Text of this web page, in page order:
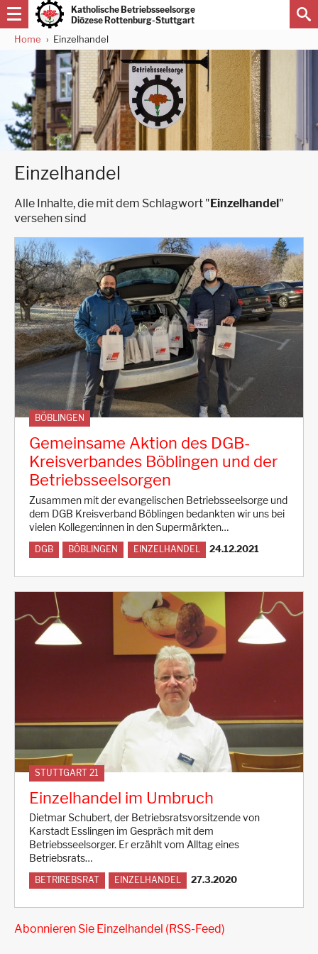
Direkt
zum
Inhalt
Katholische Betriebsseelsorge
Diözese Rottenburg-Stuttgart
Home Einzelhandel
Einzelhandel
Alle Inhalte, die mit dem Schlagwort "Einzelhandel"
versehen sind
BÖBLINGEN
Gemeinsame Aktion des DGB-
Kreisverbandes Böblingen und der
Betriebsseelsorgen
Zusammen mit der evangelischen Betriebsseelsorge und
dem DGB Kreisverband Böblingen bedankten wir uns bei
vielen Kollegen:innen in den Supermärkten…
DGB BÖBLINGEN EINZELHANDEL 24.12.2021
STUTTGART 21
Einzelhandel im Umbruch
Dietmar Schubert, der Betriebsratsvorsitzende von
Karstadt Esslingen im Gespräch mit dem
Betriebsseelsorger. Er erzählt vom Alltag eines
Betriebsrats…
BETRIREBSRAT EINZELHANDEL 27.3.2020
Abonnieren Sie Einzelhandel (RSS-Feed)